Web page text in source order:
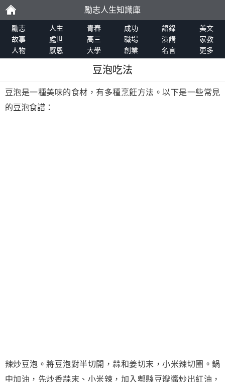
勵
志
勵志人生知識庫
勵志 人生 青春 成功 語錄
美文
故事
處世 高三 職場 演講
家教
人物
感恩 大學 創業 名言 更多
豆泡吃法
豆泡是一種美味的食材，有多種烹飪方法。以下是一些常見
的豆泡食譜：
辣炒豆泡。將豆泡對半切開，蒜和姜切末，小米辣切圈。鍋
中加油，先炒香蒜末、小米辣，加入郫縣豆瓣醬炒出紅油，